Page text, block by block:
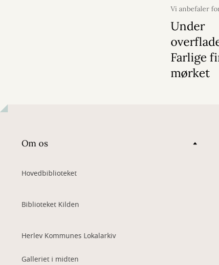
Vi anbefaler
2026
Under
Farlige
mørket
Om os
Hovedbiblioteket
Biblioteket Kilden
Herlev Kommunes Lokalarkiv
Galleriet i midten